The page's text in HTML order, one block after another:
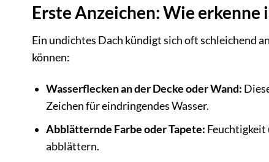
Erste Anzeichen: Wie erkenne
Ein undichtes Dach kündigt sich oft schleichend
können:
Wasserflecken an der Decke oder Wand:
Zeichen für eindringendes Wasser.
Abblätternde Farbe oder Tapete: Feuchtigkeit
abblättern.